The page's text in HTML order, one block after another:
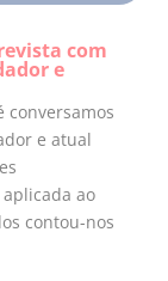
com
e
conversamos
e atual
ao
contou-nos